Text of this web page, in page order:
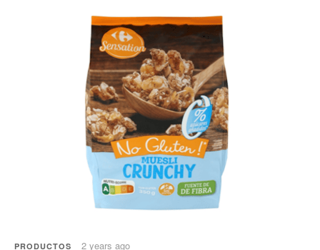
PRODUCTOS 2 years ago